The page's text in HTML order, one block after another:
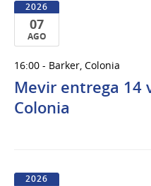
2026
07
AGO
de
Ago
del
16:00 - Barker, Colonia
Mevir entrega 14
Colonia
2026